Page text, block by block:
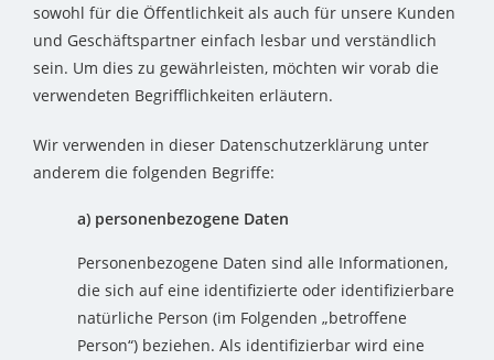
sowohl für die Öffentlichkeit als auch für unsere Kunden
und Geschäftspartner einfach lesbar und verständlich
sein. Um dies zu gewährleisten, möchten wir vorab die
verwendeten Begrifflichkeiten erläutern.
Wir verwenden in dieser Datenschutzerklärung unter
anderem die folgenden Begriffe:
a) personenbezogene Daten
Personenbezogene Daten sind alle Informationen,
die sich auf eine identifizierte oder identifizierbare
natürliche Person (im Folgenden „betroffene
Person“) beziehen. Als identifizierbar wird eine